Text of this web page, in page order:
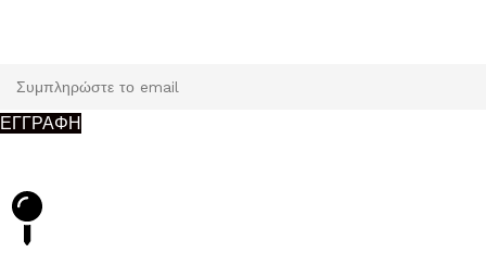
ΕΓΓΡΑΦΗ